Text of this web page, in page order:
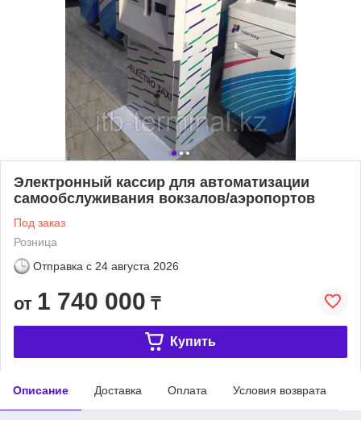
Электронный кассир для автоматизации
самообслуживания вокзалов/аэропортов
Под заказ
Розница
Отправка с 24 августа 2026
от 1 740 000 ₸
Купить
Описание Доставка Оплата Условия возврата